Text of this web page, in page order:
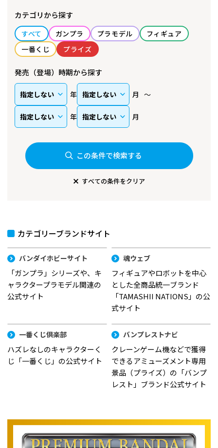
カテゴリから探す
すべて ガンプラ プラモデル
フィギュア
一番くじ
プライズ
発売（登場）時期から探す
年 月
年 月
この条件で検索する
すべての条件をクリア
カテゴリーブランドサイト
バンダイホビーサイト
「ガンプラ」シリーズや、キ
ャラクタープラモデル関連の
公式サイト
魂ウェブ
フィギュアやロボットを中心
とした全商品統一ブランド
「TAMASHII NATIONS」の公
式サイト
一番くじ倶楽部
ハズレなしのキャラクターく
じ「一番くじ」の公式サイト
バンプレストナビ
クレーンゲーム機などで獲得
できるアミューズメント専用
景品（プライズ）の「バンプ
レスト」ブランド公式サイト